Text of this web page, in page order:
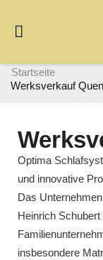
Startseite
Werksverkauf
Optima
und innovative
Das
Heinrich
insbesondere